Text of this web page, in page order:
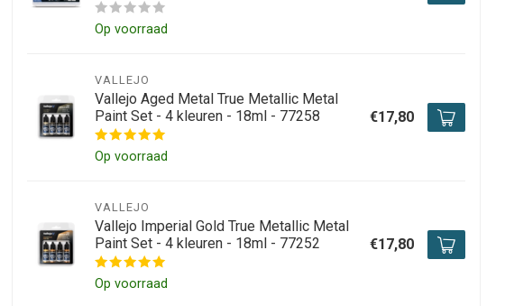
Op voorraad
VALLEJO
Vallejo Aged Metal True Metallic Metal
Paint Set - 4 kleuren - 18ml - 77258
Op voorraad
€17,80
VALLEJO
Vallejo Imperial Gold True Metallic Metal
Paint Set - 4 kleuren - 18ml - 77252
Op voorraad
€17,80